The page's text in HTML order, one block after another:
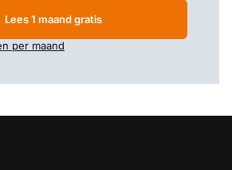
Lees 1 maand gratis
per maand